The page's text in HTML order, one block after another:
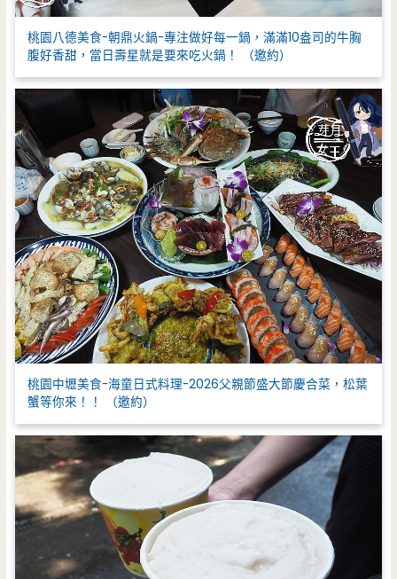
桃園八德美食-朝鼎火鍋-專注做好每一鍋，滿滿10盎司的牛胸
腹好香甜，當日壽星就是要來吃火鍋！ （邀約）
桃園中壢美食-海童日式料理-2026父親節盛大節慶合菜，松葉
蟹等你來！！ （邀約）